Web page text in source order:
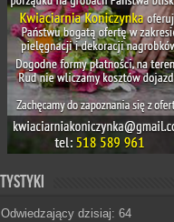
Odwiedzający dzisiaj: 64